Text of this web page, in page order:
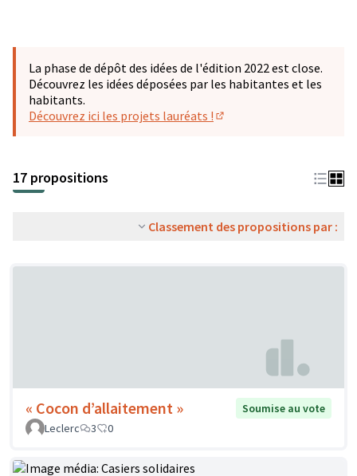
La phase de dépôt des idées de l'édition 2022 est close.
Découvrez les idées déposées par les habitantes et les
habitants.
Découvrez ici les projets lauréats !
17 propositions
Classement des propositions par :
« Cocon d’allaitement »
Soumise au vote
Leclerc
3 0